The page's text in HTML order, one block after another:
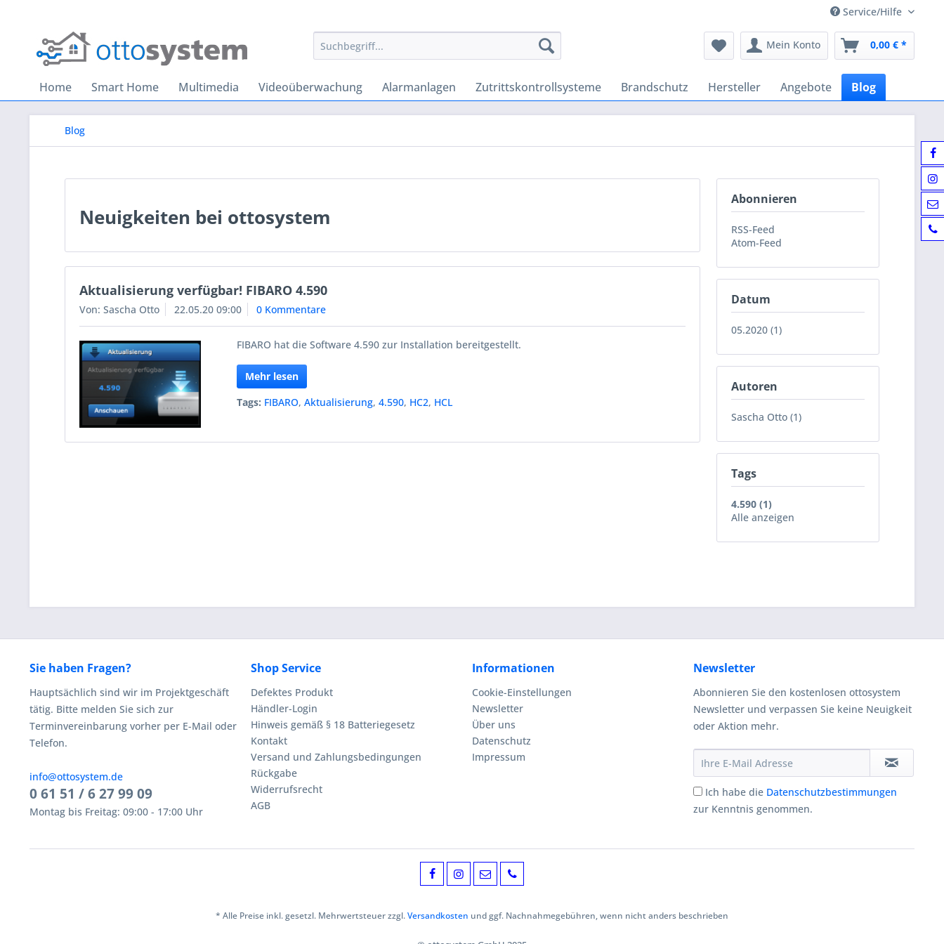
Service/Hilfe
Mein Konto 0,00 € *
Home Smart Home Multimedia Videoüberwachung Alarmanlagen Zutrittskontrollsysteme Brandschutz Hersteller Angebote Blog
Blog
Abonnieren
RSS-Feed
Atom-Feed
Datum
05.2020 (1)
Autoren
Sascha Otto (1)
Tags
4.590 (1)
Alle anzeigen
Neuigkeiten bei ottosystem
Aktualisierung verfügbar! FIBARO 4.590
Von: Sascha Otto 22.05.20 09:00 0 Kommentare
FIBARO hat die Software 4.590 zur Installation bereitgestellt.
Mehr lesen
Tags: FIBARO,Aktualisierung,4.590, HC2, HCL
Sie haben Fragen?
Hauptsächlich sind wir im Projektgeschäft
tätig. Bitte melden Sie sich zur
Terminvereinbarung vorher per E-Mail oder
Telefon.
info@ottosystem.de
0 61 51 / 6 27 99 09
Montag bis Freitag: 09:00 - 17:00 Uhr
Shop Service
Defektes Produkt
Händler-Login
Hinweis gemäß § 18 Batteriegesetz
Kontakt
Versand und Zahlungsbedingungen
Rückgabe
Widerrufsrecht
AGB
Informationen
Cookie-Einstellungen
Newsletter
Über uns
Datenschutz
Impressum
Newsletter
Abonnieren Sie den kostenlosen ottosystem
Newsletter und verpassen Sie keine Neuigkeit
oder Aktion mehr.
Ich habe die Datenschutzbestimmungen
zur Kenntnis genommen.
* Alle Preise inkl. gesetzl. Mehrwertsteuer zzgl.Versandkosten und ggf. Nachnahmegebühren, wenn nicht anders beschrieben